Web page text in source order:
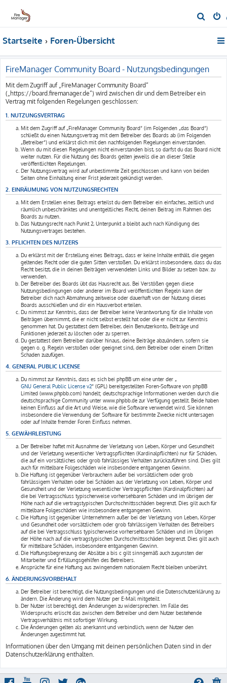
u
Startseite Foren-Übersicht
FireManager Community Board - Nutzungsbedingungen
Mit dem Zugriff auf „FireManager Community Board“
(„https://board.firemanager.de“) wird zwischen dir und dem Betreiber ein
Vertrag mit folgenden Regelungen geschlossen:
1. NUTZUNGSVERTRAG
Mit dem Zugriff auf „FireManager Community Board“ (im Folgenden „das Board“)
schließt du einen Nutzungsvertrag mit dem Betreiber des Boards ab (im Folgenden
„Betreiber“) und erklärst dich mit den nachfolgenden Regelungen einverstanden.
Wenn du mit diesen Regelungen nicht einverstanden bist, so darfst du das Board nicht
weiter nutzen. Für die Nutzung des Boards gelten jeweils die an dieser Stelle
veröffentlichten Regelungen.
Der Nutzungsvertrag wird auf unbestimmte Zeit geschlossen und kann von beiden
Seiten ohne Einhaltung einer Frist jederzeit gekündigt werden.
2. EINRÄUMUNG VON NUTZUNGSRECHTEN
Mit dem Erstellen eines Beitrags erteilst du dem Betreiber ein einfaches, zeitlich und
räumlich unbeschränktes und unentgeltliches Recht, deinen Beitrag im Rahmen des
Boards zu nutzen.
Das Nutzungsrecht nach Punkt 2, Unterpunkt a bleibt auch nach Kündigung des
Nutzungsvertrages bestehen.
3. PFLICHTEN DES NUTZERS
Du erklärst mit der Erstellung eines Beitrags, dass er keine Inhalte enthält, die gegen
geltendes Recht oder die guten Sitten verstoßen. Du erklärst insbesondere, dass du das
Recht besitzt, die in deinen Beiträgen verwendeten Links und Bilder zu setzen bzw. zu
verwenden.
Der Betreiber des Boards übt das Hausrecht aus. Bei Verstößen gegen diese
Nutzungsbedingungen oder anderer im Board veröffentlichten Regeln kann der
Betreiber dich nach Abmahnung zeitweise oder dauerhaft von der Nutzung dieses
Boards ausschließen und dir ein Hausverbot erteilen.
Du nimmst zur Kenntnis, dass der Betreiber keine Verantwortung für die Inhalte von
Beiträgen übernimmt, die er nicht selbst erstellt hat oder die er nicht zur Kenntnis
genommen hat. Du gestattest dem Betreiber, dein Benutzerkonto, Beiträge und
Funktionen jederzeit zu löschen oder zu sperren.
Du gestattest dem Betreiber darüber hinaus, deine Beiträge abzuändern, sofern sie
gegen o. g. Regeln verstoßen oder geeignet sind, dem Betreiber oder einem Dritten
Schaden zuzufügen.
4. GENERAL PUBLIC LICENSE
Du nimmst zur Kenntnis, dass es sich bei phpBB um eine unter der „
GNU General Public License v2“ (GPL) bereitgestellten Foren-Software von phpBB
Limited (www.phpbb.com) handelt; deutschsprachige Informationen werden durch die
deutschsprachige Community unter www.phpbb.de zur Verfügung gestellt. Beide haben
keinen Einfluss auf die Art und Weise, wie die Software verwendet wird. Sie können
insbesondere die Verwendung der Software für bestimmte Zwecke nicht untersagen
oder auf Inhalte fremder Foren Einfluss nehmen.
5. GEWÄHRLEISTUNG
Der Betreiber haftet mit Ausnahme der Verletzung von Leben, Körper und Gesundheit
und der Verletzung wesentlicher Vertragspflichten (Kardinalpflichten) nur für Schäden,
die auf ein vorsätzliches oder grob fahrlässiges Verhalten zurückzuführen sind. Dies gilt
auch für mittelbare Folgeschäden wie insbesondere entgangenen Gewinn.
Die Haftung ist gegenüber Verbrauchern außer bei vorsätzlichem oder grob
fahrlässigem Verhalten oder bei Schäden aus der Verletzung von Leben, Körper und
Gesundheit und der Verletzung wesentlicher Vertragspflichten (Kardinalpflichten) auf
die bei Vertragsschluss typischerweise vorhersehbaren Schäden und im übrigen der
Höhe nach auf die vertragstypischen Durchschnittsschäden begrenzt. Dies gilt auch für
mittelbare Folgeschäden wie insbesondere entgangenen Gewinn.
Die Haftung ist gegenüber Unternehmern außer bei der Verletzung von Leben, Körper
und Gesundheit oder vorsätzlichem oder grob fahrlässigem Verhalten des Betreibers
auf die bei Vertragsschluss typischerweise vorhersehbaren Schäden und im Übrigen
der Höhe nach auf die vertragstypischen Durchschnittsschäden begrenzt. Dies gilt auch
für mittelbare Schäden, insbesondere entgangenen Gewinn.
Die Haftungsbegrenzung der Absätze a bis c gilt sinngemäß auch zugunsten der
Mitarbeiter und Erfüllungsgehilfen des Betreibers.
Ansprüche für eine Haftung aus zwingendem nationalem Recht bleiben unberührt.
6. ÄNDERUNGSVORBEHALT
Der Betreiber ist berechtigt, die Nutzungsbedingungen und die Datenschutzerklärung zu
ändern. Die Änderung wird dem Nutzer per E-Mail mitgeteilt.
Der Nutzer ist berechtigt, den Änderungen zu widersprechen. Im Falle des
Widerspruchs erlischt das zwischen dem Betreiber und dem Nutzer bestehende
Vertragsverhältnis mit sofortiger Wirkung.
Die Änderungen gelten als anerkannt und verbindlich, wenn der Nutzer den
Änderungen zugestimmt hat.
Informationen über den Umgang mit deinen persönlichen Daten sind in der
Datenschutzerklärung enthalten.